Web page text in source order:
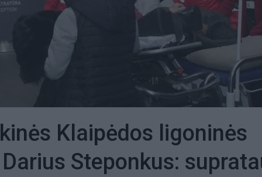
Klaipėdos ligoninės
Steponkus: